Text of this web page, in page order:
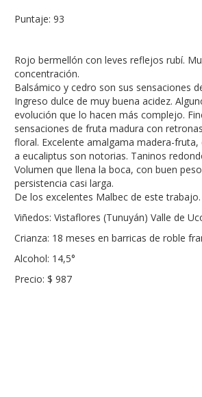
Puntaje: 93
Rojo bermellón con leves reflejos rubí.
concentración.
Balsámico y cedro son sus sensaciones
Ingreso dulce de muy buena acidez.
evolución que lo hacen más complejo.
sensaciones de fruta madura con
floral. Excelente amalgama madera-
a eucaliptus son notorias. Taninos
Volumen que llena la boca, con buen
persistencia casi larga.
De los excelentes Malbec de este
Viñedos: Vistaflores (Tunuyán) Valle de
Crianza: 18 meses en barricas de roble
Alcohol: 14,5°
Precio: $ 987